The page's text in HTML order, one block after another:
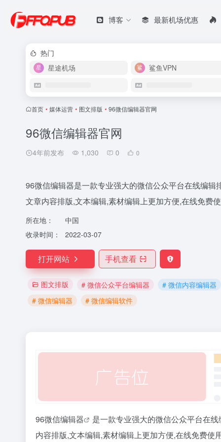
博客 最新机场优惠
热门
星途机场
鲨鱼VPN
首页 • 媒体运营 • 图文排版 • 96微信编辑器官网
96微信编辑器官网
4年前发布 1,030 0 0
96微信编辑器是一款专业强大的微信公众平台在线编
文章内容排版,文本编辑,素材编辑上更加方便,在线免费
所在地：
中国
收录时间：
2022-03-07
打开网站 手机查看
图文排版 # 微信公众平台编辑器
# 微信内容编辑器
# 微信编辑器
# 微信编辑软件
96微信编辑器
是一款专业强大的微信公众平台在
内容排版,文本编辑,素材编辑上更加方便,在线免费使